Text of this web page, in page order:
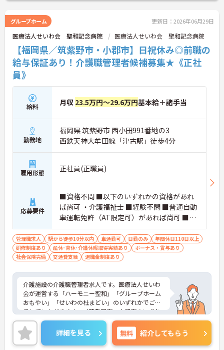
グループホーム 更新日：2026年06月29日
医療法人せいわ会 聖和記念病院 医療法人せいわ会 聖和記念病院
【福岡県／筑紫野市・小郡市】日祝休み◎前職の
給与保証あり！介護職管理者候補募集★《正社
員》
給料 月収 23.5万円～29.6万円基本給＋諸手当
勤務地
福岡県 筑紫野市 西小田991番地の3
西鉄天神大牟田線「津古駅」徒歩4分
雇用形態 正社員(正職員)
応募要件
■資格不問 ■以下のいずれかの資格があれ
ば尚可 ・介護福祉士 ■経験不問 ■普通自動
車運転免許（AT限定可）があれば尚可 ■W
ordやExcelが使用できる程度のPCスキル ※
WordやExcelを使用して一般的な文書や集
計表等の作成業務があります
管理職求人 駅から徒歩10分以内 車通勤可 日勤のみ
年間休日110日以上
研修制度あり
産休･育休･介護休暇取得実績あり
ボーナス・賞与あり
社会保険完備
交通費支給 退職金制度あり
介護施設の介護職管理者求人です。医療法人せいわ
会が運営する「ハーモニー聖和」「グループホーム
おもやい」「せいわの杜まどい」のいずれかでご就
業していただきます。（筑紫野市・小郡市のいずれ
かが勤務地となります）
詳細を見る 無料 紹介してもらう